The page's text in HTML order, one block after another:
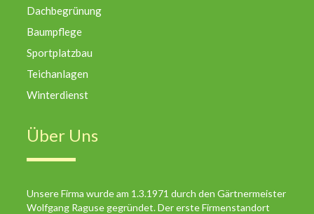
Dachbegrünung
Baumpflege
Sportplatzbau
Teichanlagen
Winterdienst
Über Uns
Unsere Firma wurde am 1.3.1971 durch den Gärtnermeister
Wolfgang Raguse gegründet. Der erste Firmenstandort